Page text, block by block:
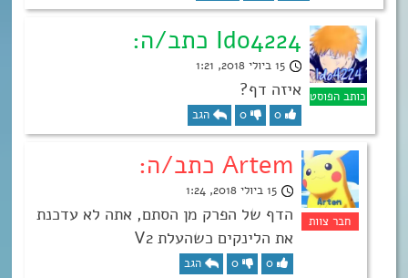
Ido4224 כתב/ה:
15 ביולי 2018, 1:21
איזה דף?
0
0 הגב
Artem כתב/ה:
15 ביולי 2018, 1:24
הדף של הפרק מן הסתם, אתה לא עדכנת
את הלינקים כשהעלת V2
0
0 הגב